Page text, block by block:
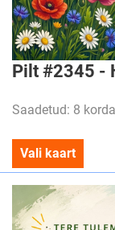
Pilt #2345 -
Saadetud: 8 korda
Vali kaart